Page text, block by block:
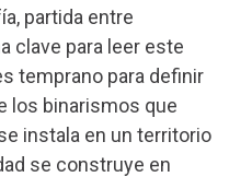
partida entre
clave para leer este
temprano para definir
los binarismos que
instala en un territorio
se construye en